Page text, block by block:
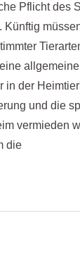
Pflicht des
Künftig
in der
und die
vermieden
die